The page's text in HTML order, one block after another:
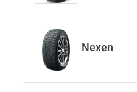
Nexen